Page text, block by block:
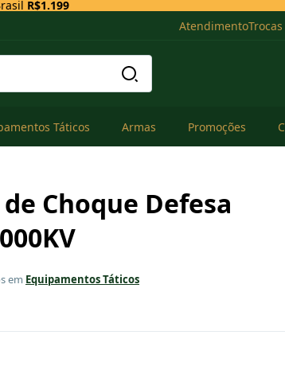
R$1.199
Atendimento
Táticos Armas Promoções
Choque Defesa
em Equipamentos Táticos